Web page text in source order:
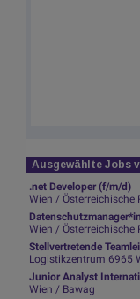
Ausgewählte Jobs
.net Developer (f/m/d)
Wien / Österreichische
Wien / Österreichische
Stellvertretende
Logistikzentrum 6965
Junior Analyst
Wien / Bawag